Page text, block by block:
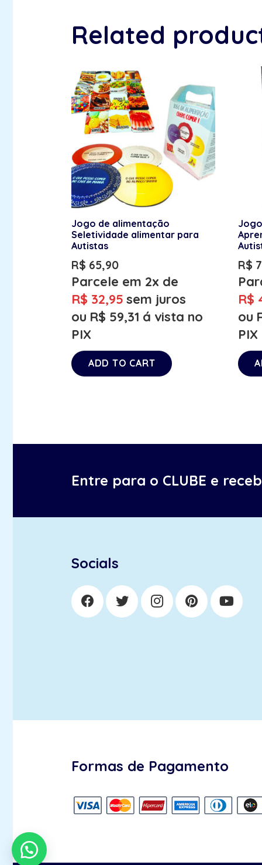
Related
Jogo de alimentação
Seletividade alimentar para
Autistas
R$ 65,90
Parcele em 2x de
R$ 32,95 sem juros
ou R$ 59,31 á vista no
PIX
ADD TO CART
R$
R$
ou
PIX
Entre para o CLUBE e
Socials
Formas de Pagamento